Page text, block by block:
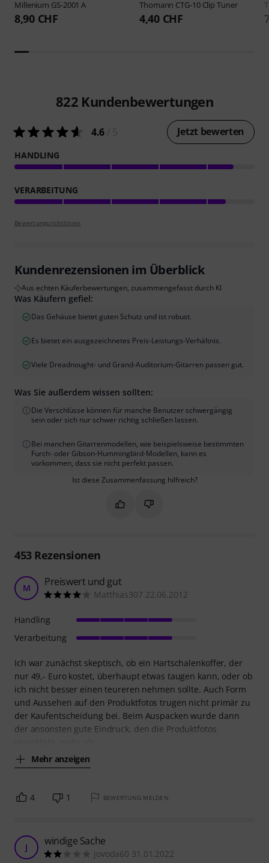
Millenium GS-2001 A
8,90 CHF
Thomann CTG-10 Clip Tuner
4,40 CHF
822 Kundenbewertungen
4.6 Jetzt bewerten
HANDLING
VERARBEITUNG
Bewertungsrichtlinien
Kundenrezensionen im Überblick
Aus echten Käuferbewertungen, zusammengefasst durch KI
Was Käufern gefiel:
Das Gehäuse bietet guten Schutz und ist robust.
Es bietet ein ausgezeichnetes Preis-Leistungs-Verhältnis.
Viele Dreadnought- und Grand-Auditorium-Gitarren passen gut.
Was Sie außerdem wissen sollten:
Die Verschlüsse können für manche Benutzer schwergängig
sein oder sich nur schwer richtig schließen lassen.
Bei manchen Gitarrenmodellen, wie beispielsweise bestimmten
Furch- oder Gibson-Hummingbird-Modellen, kann es
vorkommen, dass sie nicht perfekt passen.
Ist diese Zusammenfassung hilfreich?
Markieren Sie diese
Markieren Sie diese
453Rezensionen
M Preiswert und gut
Matthias307 22.06.2012
Ich war zunächst skeptisch, ob ein Hartschalenkoffer, der
nur 49,- Euro kostet, überhaupt etwas taugen kann, oder ob
ich nicht besser einen teureren nehmen sollte. Auch Form
und Aussehen auf den Produktfotos trugen nicht primär zu
der Kaufentscheidung bei. Beim Auspacken wurde dann
der ansonsten gute Eindruck, den die Produktfotos
Mehr anzeigen
Handling
Verarbeitung
4 1 BEWERTUNG MELDEN
J windige Sache
jovoda60 31.01.2022